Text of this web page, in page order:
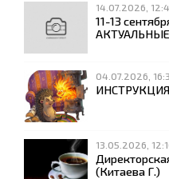
14.07.2026,
11-13
04.07.2026,
13.05.2026,
(Китаева Г.)